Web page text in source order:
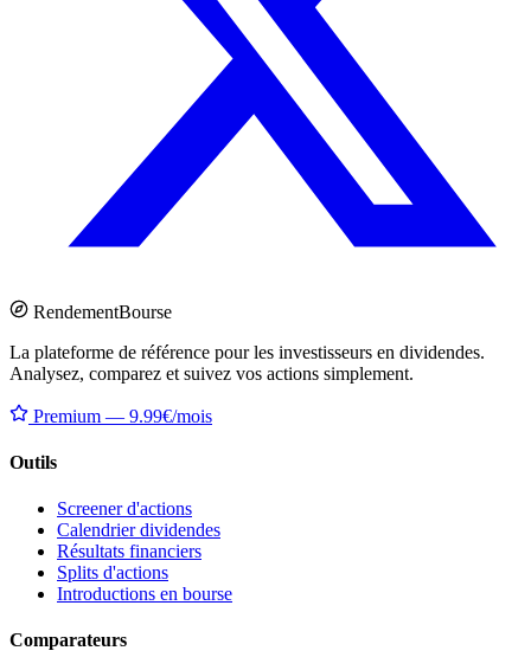
RendementBourse
La plateforme de référence pour les investisseurs en dividendes.
Analysez, comparez et suivez vos actions simplement.
Premium — 9.99€/mois
Outils
Screener d'actions
Calendrier dividendes
Résultats financiers
Splits d'actions
Introductions en bourse
Comparateurs